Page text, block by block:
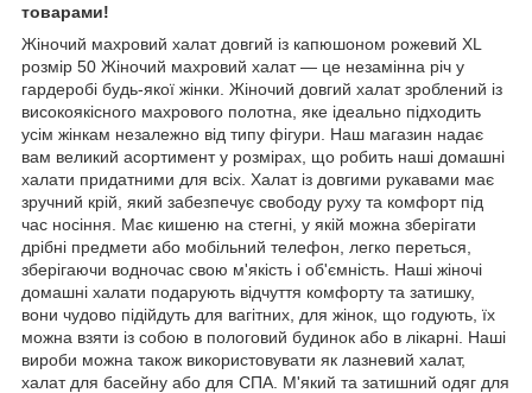
товарами!
Жіночий махровий халат довгий із капюшоном рожевий XL
розмір 50 Жіночий махровий халат — це незамінна річ у
гардеробі будь-якої жінки. Жіночий довгий халат зроблений із
високоякісного махрового полотна, яке ідеально підходить
усім жінкам незалежно від типу фігури. Наш магазин надає
вам великий асортимент у розмірах, що робить наші домашні
халати придатними для всіх. Халат із довгими рукавами має
зручний крій, який забезпечує свободу руху та комфорт під
час носіння. Має кишеню на стегні, у якій можна зберігати
дрібні предмети або мобільний телефон, легко переться,
зберігаючи водночас свою м'якість і об'ємність. Наші жіночі
домашні халати подарують відчуття комфорту та затишку,
вони чудово підійдуть для вагітних, для жінок, що годують, їх
можна взяти із собою в пологовий будинок або в лікарні. Наші
вироби можна також використовувати як лазневий халат,
халат для басейну або для СПА. М'який та затишний одяг для